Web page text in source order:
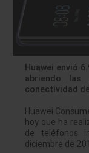
Huawei envió
abriendo
conectividad
Huawei
hoy que ha
de teléfonos
diciembre de